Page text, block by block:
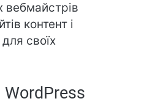
вебмайстрів
контент і
своїх